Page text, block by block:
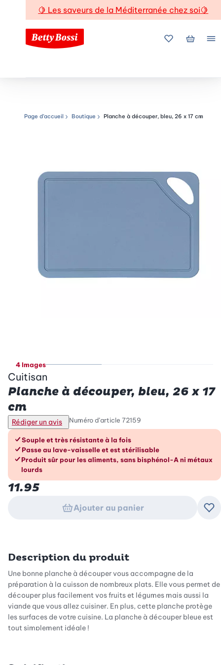
🍋 Les saveurs de la Méditerranée chez soi🍋
Mes favoris
Mon
Chemin de navigation
Page d’accueil Boutique Planche à découper, bleu, 26 x 17 cm
4 Images
Cuitisan
Planche à découper, bleu, 26 x 17
cm
Rédiger un avis Numéro d’article 72159
Les avantages en un coup d’œil
Souple et très résistante à la fois
Passe au lave-vaisselle et est stérilisable
Produit sûr pour les aliments, sans bisphénol-A ni métaux
lourds
11.95
Ajouter au panier
Description du produit
Une bonne planche à découper vous accompagne de la
préparation à la cuisson de nombreux plats. Elle vous permet de
découper plus facilement vos fruits et légumes mais aussi la
viande que vous allez cuisiner. En plus, cette planche protège
les surfaces de votre cuisine. La planche à découper bleue est
tout simplement idéale !